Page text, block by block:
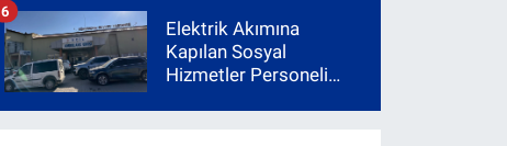
Elektrik Akımına
Kapılan Sosyal
Hizmetler Personeli
6